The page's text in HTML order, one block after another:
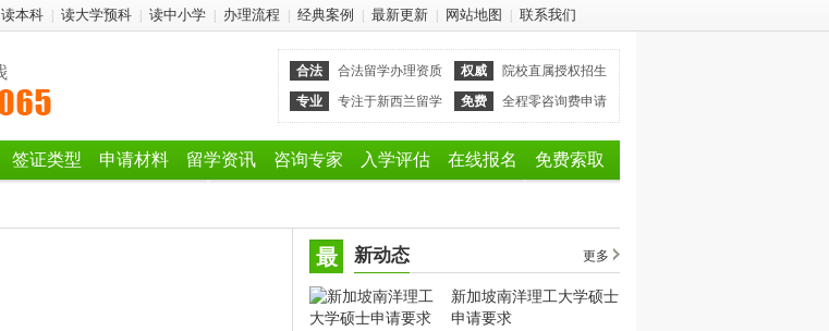
读本科 读大学预科 读中小学 办理流程 经典案例 最新更新 网站地图 联系我们
合法 合法留学办理资质 权威
院校直属授权招生
专业
专注于新西兰留学 免费 全程零咨询费申请
签证类型 申请材料 留学资讯 咨询专家 入学评估 在线报名 免费索取
最 新动态 更多
新加坡南洋理工大学硕士
申请要求